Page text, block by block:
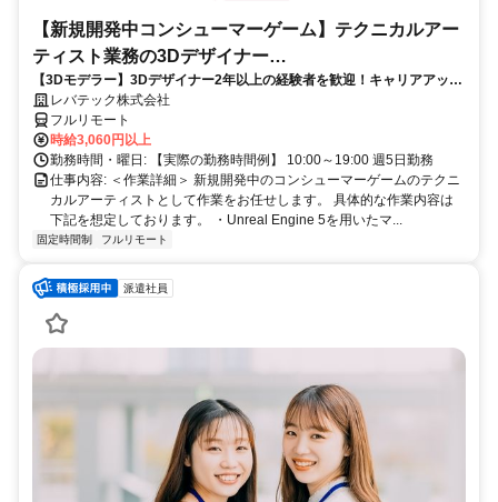
【新規開発中コンシューマーゲーム】テクニカルアー
ティスト業務の3Dデザイナー
_LTCR547867_CP_CRG
【3Dモデラー】3Dデザイナー2年以上の経験者を歓迎！キャリアアップ
を目指したい方も大歓迎♪
レバテック株式会社
フルリモート
時給3,060円以上
勤務時間・曜日: 【実際の勤務時間例】 10:00～19:00 週5日勤務
仕事内容: ＜作業詳細＞ 新規開発中のコンシューマーゲームのテクニ
カルアーティストとして作業をお任せします。 具体的な作業内容は
下記を想定しております。 ・Unreal Engine 5を用いたマ...
固定時間制 フルリモート
派遣社員